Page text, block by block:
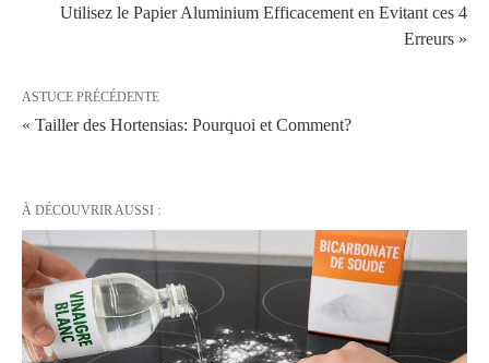
Utilisez le Papier Aluminium Efficacement en Evitant ces 4
Erreurs »
ASTUCE PRÉCÉDENTE
« Tailler des Hortensias: Pourquoi et Comment?
À DÉCOUVRIR AUSSI :